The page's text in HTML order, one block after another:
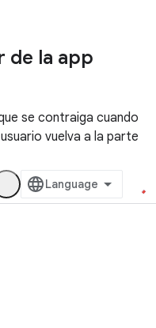
de la app
se contraiga cuando
vuelva a la parte